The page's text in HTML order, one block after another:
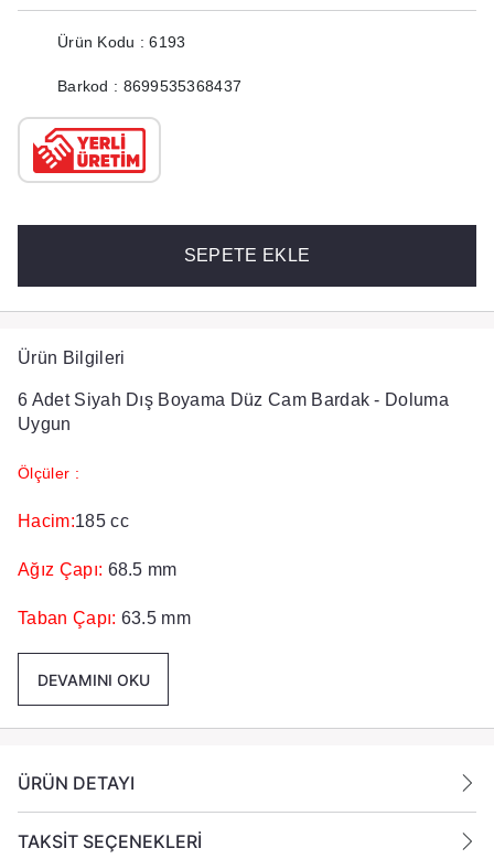
Ürün Kodu : 6193
Barkod : 8699535368437
SEPETE EKLE
Ürün Bilgileri
6 Adet Siyah Dış Boyama Düz Cam Bardak - Doluma
Uygun
Ölçüler :
Hacim:185 cc
Ağız Çapı: 68.5 mm
Taban Çapı: 63.5 mm
Ek Bilgiler:
DEVAMINI OKU
ÜRÜN DETAYI
TAKSİT SEÇENEKLERİ